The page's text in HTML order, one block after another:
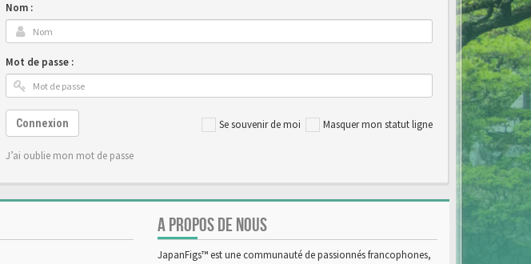
Nom :
Mot de passe :
Se souvenir de moi Masquer mon statut ligne
Connexion
J’ai oublie mon mot de passe
A PROPOS DE NOUS
JapanFigs™ est une communauté de passionnés francophones,